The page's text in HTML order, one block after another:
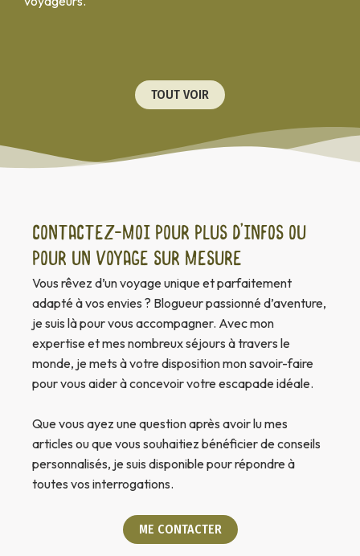
TOUT VOIR
Contactez-moi pour plus d’infos ou
pour un voyage sur mesure
Vous rêvez d’un voyage unique et parfaitement
adapté à vos envies ? Blogueur passionné d’aventure,
je suis là pour vous accompagner. Avec mon
expertise et mes nombreux séjours à travers le
monde, je mets à votre disposition mon savoir-faire
pour vous aider à concevoir votre escapade idéale.
Que vous ayez une question après avoir lu mes
articles ou que vous souhaitiez bénéficier de conseils
personnalisés, je suis disponible pour répondre à
toutes vos interrogations.
ME CONTACTER